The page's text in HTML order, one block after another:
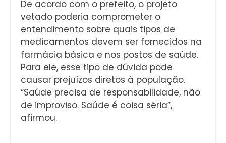
De acordo com o prefeito, o projeto
vetado poderia comprometer o
entendimento sobre quais tipos de
medicamentos devem ser fornecidos na
farmácia básica e nos postos de saúde.
Para ele, esse tipo de dúvida pode
causar prejuízos diretos à população.
“Saúde precisa de responsabilidade, não
de improviso. Saúde é coisa séria”,
afirmou.